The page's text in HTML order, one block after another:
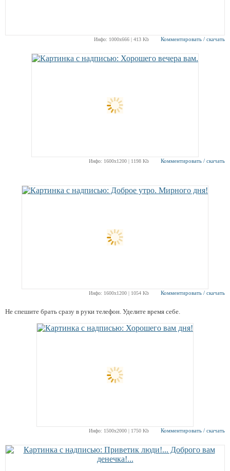
Инфо: 1000х666 | 413 Kb Комментировать / скачать
Инфо: 1600х1200 | 1198 Kb Комментировать / скачать
Инфо: 1600х1200 | 1054 Kb Комментировать / скачать
Не спешите брать сразу в руки телефон. Уделите время себе.
Инфо: 1500х2000 | 1750 Kb Комментировать / скачать